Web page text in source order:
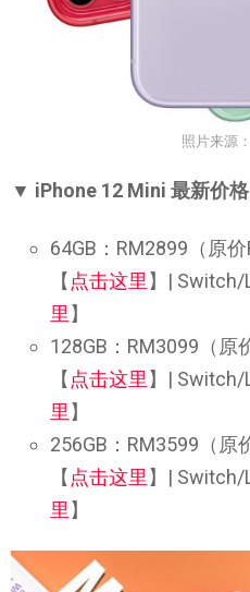
照片来源：
▼ iPhone 12 Mini 最新价格
64GB：RM2899（原
【点击这里】| Switch/
里】
128GB：RM3099（原
【点击这里】| Switch/
里】
256GB：RM3599（原
【点击这里】| Switch/
里】